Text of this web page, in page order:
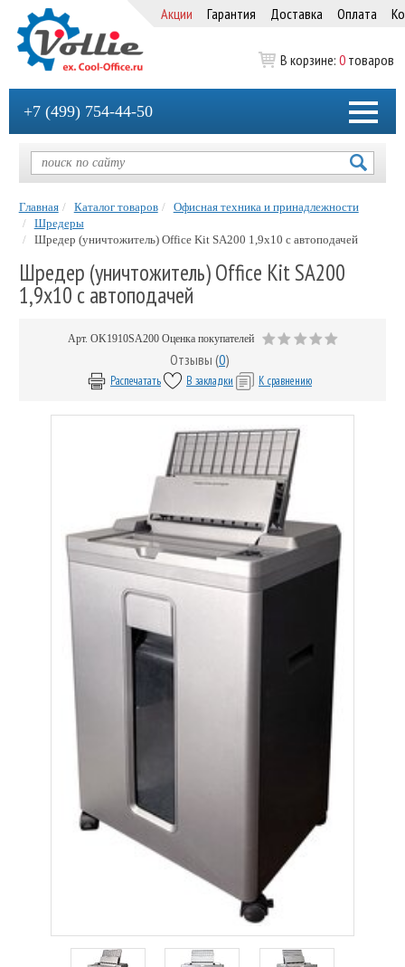
Акции Гарантия Доставка Оплата
В корзине: 0 товаров
+7 (499) 754-44-50
Главная Каталог товаров
Офисная техника и принадлежности
Шредеры
Шредер (уничтожитель) Office Kit SA200 1,9х10 с автоподачей
Шредер (уничтожитель) Office Kit SA200
1,9х10 с автоподачей
Арт. OK1910SA200 Оценка покупателей
Отзывы (0)
Распечатать В закладки К сравнению